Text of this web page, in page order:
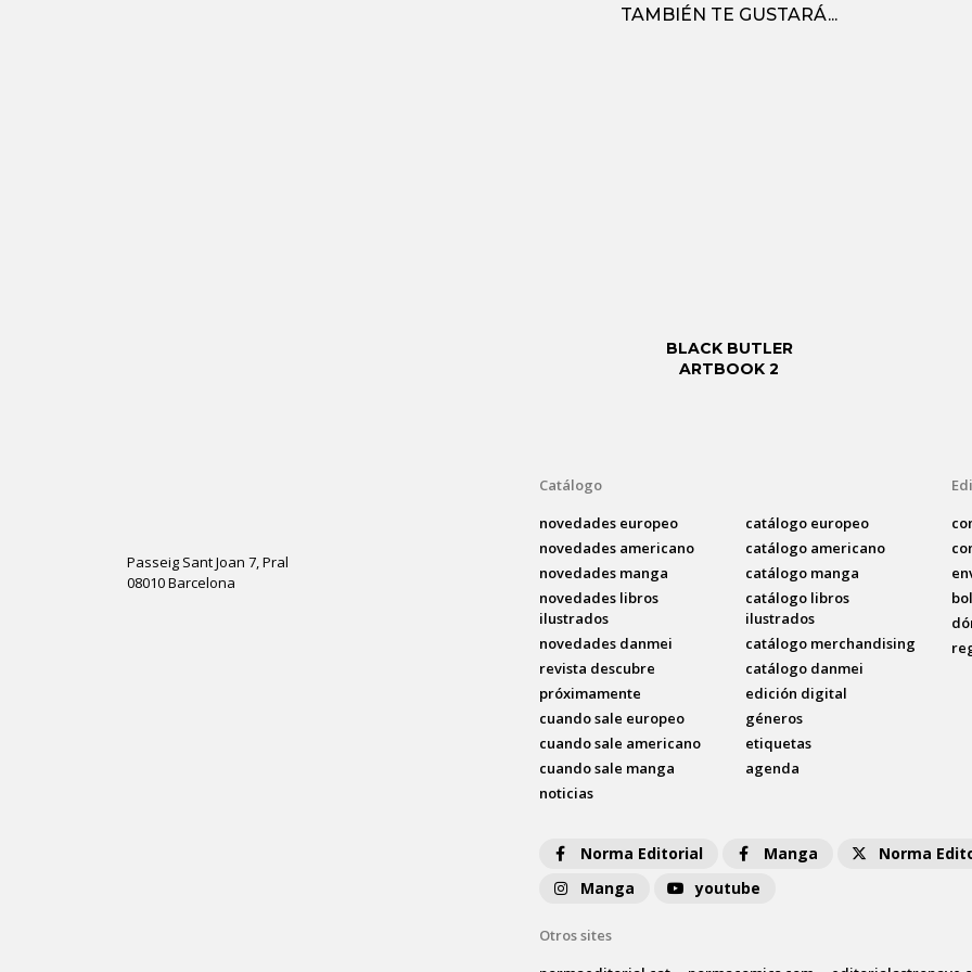
TAMBIÉN TE GUSTARÁ...
BLACK BUTLER
ARTBOOK 2
Passeig Sant Joan 7, Pral
08010 Barcelona
Catálogo
novedades europeo
novedades americano
novedades manga
novedades libros
ilustrados
novedades danmei
revista descubre
próximamente
cuando sale europeo
cuando sale americano
cuando sale manga
noticias
catálogo europeo
catálogo americano
catálogo manga
catálogo libros
ilustrados
catálogo merchandising
catálogo danmei
edición digital
géneros
etiquetas
agenda
Norma Editorial Manga Norma
Manga
youtube
Otros sites